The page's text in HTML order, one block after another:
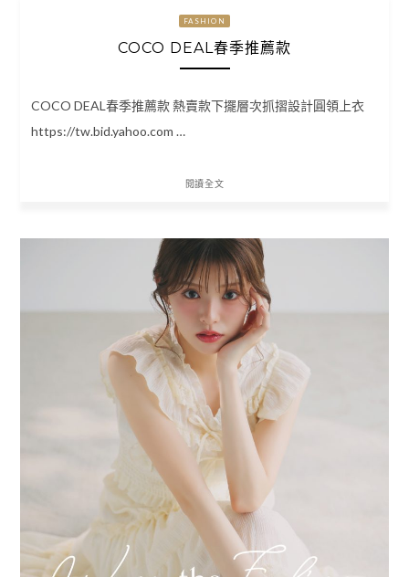
FASHION
COCO DEAL春季推薦款
COCO DEAL春季推薦款 熱賣款下擺層次抓摺設計圓領上衣
https://tw.bid.yahoo.com …
閱讀全文